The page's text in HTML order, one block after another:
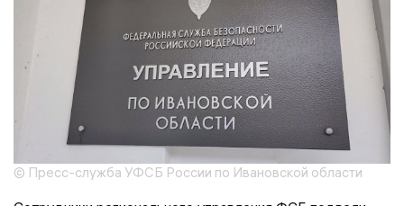
© Пресс-служба УФСБ России по Ивановской области